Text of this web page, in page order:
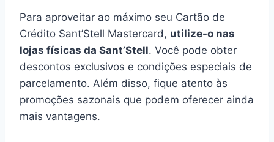
Para aproveitar ao máximo seu Cartão de
Crédito Sant’Stell Mastercard, utilize-o nas
lojas físicas da Sant’Stell. Você pode obter
descontos exclusivos e condições especiais de
parcelamento. Além disso, fique atento às
promoções sazonais que podem oferecer ainda
mais vantagens.